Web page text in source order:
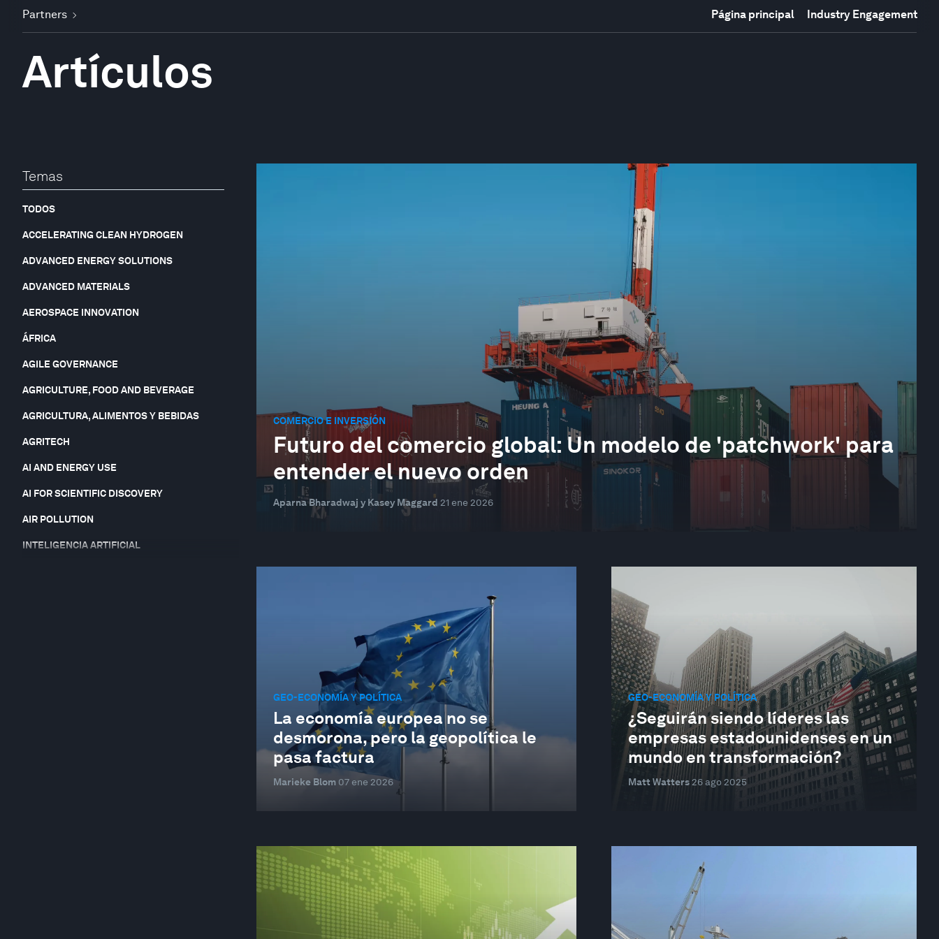
Partners Página principal Industry Engagement
Artículos
Temas
TODOS
ACCELERATING CLEAN HYDROGEN
ADVANCED ENERGY SOLUTIONS
ADVANCED MATERIALS
AEROSPACE INNOVATION
ÁFRICA
AGILE GOVERNANCE
AGRICULTURE, FOOD AND BEVERAGE
AGRICULTURA, ALIMENTOS Y BEBIDAS
AGRITECH
AI AND ENERGY USE
AI FOR SCIENTIFIC DISCOVERY
AIR POLLUTION
INTELIGENCIA ARTIFICIAL
COMERCIO E INVERSIÓN
Futuro del comercio global: Un modelo de 'patchwork' para
entender el nuevo orden
Aparna Bharadwaj y Kasey Maggard 21 ene 2026
GEO-ECONOMÍA Y POLÍTICA
La economía europea no se
desmorona, pero la geopolítica le
pasa factura
Marieke Blom 07 ene 2026
GEO-ECONOMÍA Y POLÍTICA
¿Seguirán siendo líderes las
empresas estadounidenses en un
mundo en transformación?
Matt Watters 26 ago 2025